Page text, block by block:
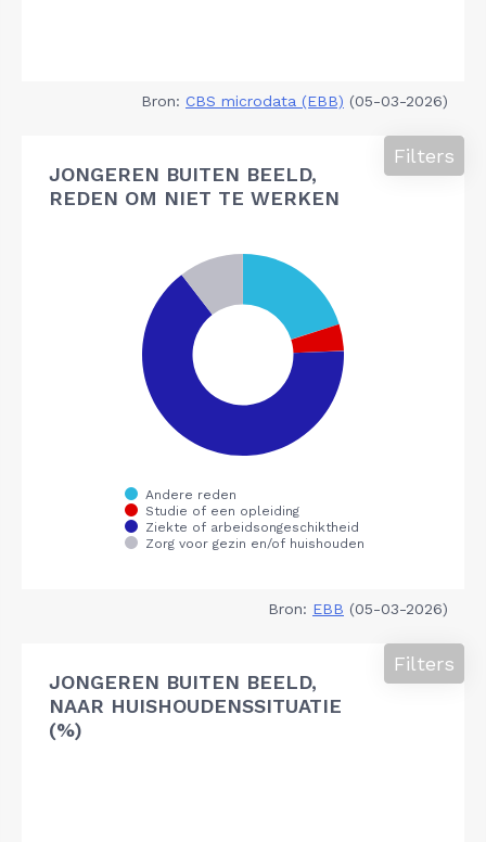
Bron: CBS microdata (EBB) (05-03-2026)
JONGEREN BUITEN BEELD,
REDEN OM NIET TE WERKEN
Filters
Bron: EBB (05-03-2026)
JONGEREN BUITEN BEELD,
NAAR HUISHOUDENSSITUATIE
(%)
Filters